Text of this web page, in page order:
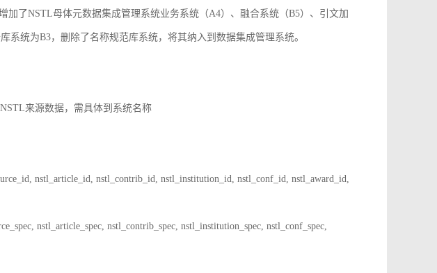
加了NSTL母体元数据集成管理系统业务系统（A4）、融合系统（B5）、引文加
系统为B3，删除了名称规范库系统，将其纳入到数据集成管理系统。
来源数据，需具体到系统名称
nstl_article_id, nstl_contrib_id, nstl_institution_id, nstl_conf_id, nstl_award_id,
nstl_article_spec, nstl_contrib_spec, nstl_institution_spec, nstl_conf_spec,